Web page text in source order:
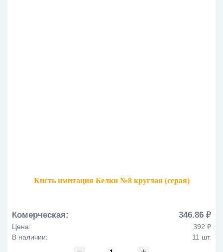
Кисть имитация Белки №8 круглая (серая)
Комерческая: 346.86 ₽
Цена:
392 ₽
В наличии:
11 шт.